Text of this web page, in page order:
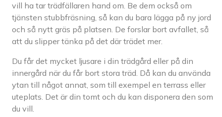
vill ha tar trädfällaren hand om. Be dem också om
tjänsten stubbfräsning, så kan du bara lägga på ny jord
och så nytt gräs på platsen. De forslar bort avfallet, så
att du slipper tänka på det där trädet mer.
Du får det mycket ljusare i din trädgård eller på din
innergård när du får bort stora träd. Då kan du använda
ytan till något annat, som till exempel en terrass eller
uteplats. Det är din tomt och du kan disponera den som
du vill.